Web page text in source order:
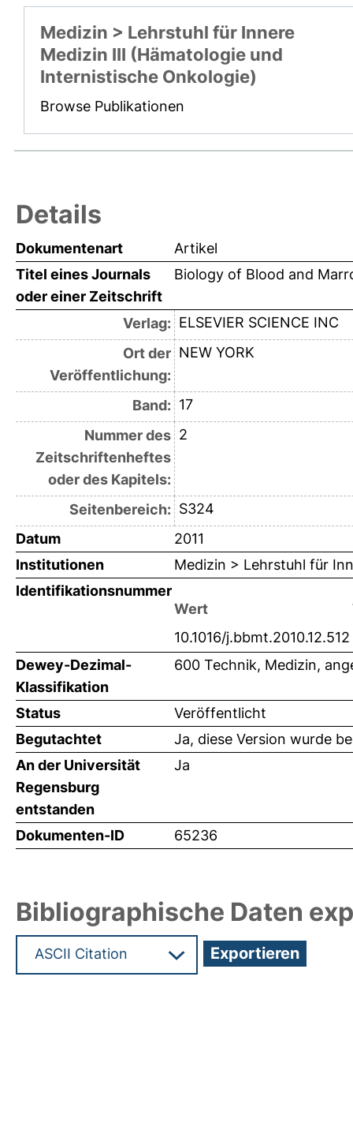
Medizin > Lehrstuhl für Innere
Medizin III (Hämatologie und
Internistische Onkologie)
Browse Publikationen
Details
Dokumentenart
Artikel
Titel eines Journals
oder einer Zeitschrift
Biology of Blood and
Verlag: ELSEVIER SCIENCE INC
Ort der
Veröffentlichung:
NEW YORK
Band: 17
Nummer des
Zeitschriftenheftes
oder des Kapitels:
2
Seitenbereich: S324
Datum
2011
Institutionen
Medizin > Lehrstuhl für
Identifikationsnummer
Wert
10.1016/j.bbmt.2010.12.512
Dewey-Dezimal-
Klassifikation
600 Technik, Medizin,
Status
Veröffentlicht
Begutachtet
Ja, diese Version wurde
An der Universität
Regensburg
entstanden
Ja
Dokumenten-ID 65236
Bibliographische Daten